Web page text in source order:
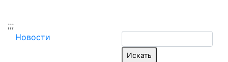
;;;
Новости